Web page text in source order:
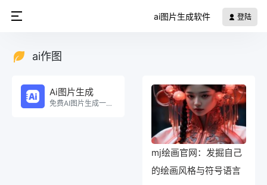
ai图片生成软件 登陆
ai作图
Ai图片生成
免费AI图片生成一键生成海报！。
mj绘画官网：发掘自己
的绘画风格与符号语言